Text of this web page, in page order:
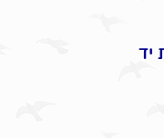
יד